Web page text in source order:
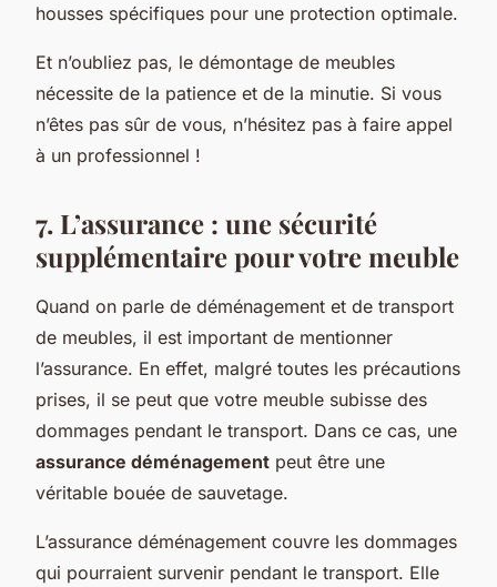
housses spécifiques pour une protection optimale.
Et n’oubliez pas, le démontage de meubles
nécessite de la patience et de la minutie. Si vous
n’êtes pas sûr de vous, n’hésitez pas à faire appel
à un professionnel !
7. L’assurance : une sécurité
supplémentaire pour votre meuble
Quand on parle de déménagement et de transport
de meubles, il est important de mentionner
l’assurance. En effet, malgré toutes les précautions
prises, il se peut que votre meuble subisse des
dommages pendant le transport. Dans ce cas, une
assurance déménagement peut être une
véritable bouée de sauvetage.
L’assurance déménagement couvre les dommages
qui pourraient survenir pendant le transport. Elle